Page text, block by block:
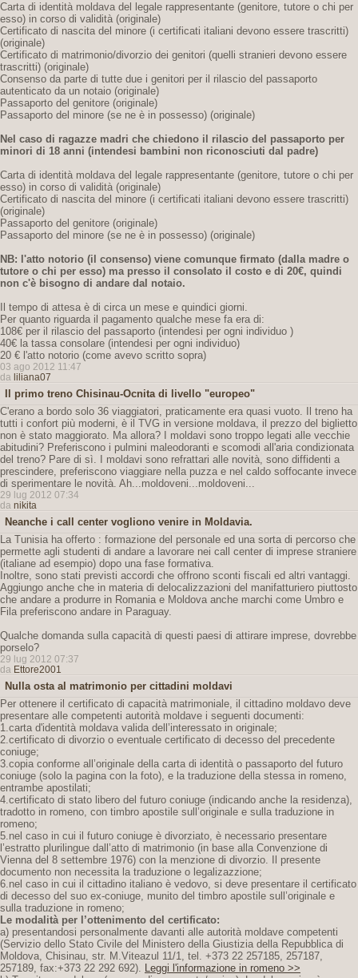
Carta di identità moldava del legale rappresentante (genitore, tutore o chi per
esso) in corso di validità (originale)
Certificato di nascita del minore (i certificati italiani devono essere trascritti)
(originale)
Certificato di matrimonio/divorzio dei genitori (quelli stranieri devono essere
trascritti) (originale)
Consenso da parte di tutte due i genitori per il rilascio del passaporto
autenticato da un notaio (originale)
Passaporto del genitore (originale)
Passaporto del minore (se ne è in possesso) (originale)
Nel caso di ragazze madri che chiedono il rilascio del passaporto per
minori di 18 anni (intendesi bambini non riconosciuti dal padre)
Carta di identità moldava del legale rappresentante (genitore, tutore o chi per
esso) in corso di validità (originale)
Certificato di nascita del minore (i certificati italiani devono essere trascritti)
(originale)
Passaporto del genitore (originale)
Passaporto del minore (se ne è in possesso) (originale)
NB: l'atto notorio (il consenso) viene comunque firmato (dalla madre o
tutore o chi per esso) ma presso il consolato il costo e di 20€, quindi
non c'è bisogno di andare dal notaio.
Il tempo di attesa è di circa un mese e quindici giorni.
Per quanto riguarda il pagamento qualche mese fa era di:
108€ per il rilascio del passaporto (intendesi per ogni individuo )
40€ la tassa consolare (intendesi per ogni individuo)
20 € l'atto notorio (come avevo scritto sopra)
03 ago 2012 11:47
da liliana07
Il primo treno Chisinau-Ocnita di livello "europeo"
C'erano a bordo solo 36 viaggiatori, praticamente era quasi vuoto. Il treno ha
tutti i confort più moderni, è il TVG in versione moldava, il prezzo del biglietto
non è stato maggiorato. Ma allora? I moldavi sono troppo legati alle vecchie
abitudini? Preferiscono i pulmini maleodoranti e scomodi all'aria condizionata
del treno? Pare di sì. I moldavi sono refrattari alle novità, sono diffidenti a
prescindere, preferiscono viaggiare nella puzza e nel caldo soffocante invece
di sperimentare le novità. Ah...moldoveni...moldoveni...
29 lug 2012 07:34
da nikita
Neanche i call center vogliono venire in Moldavia.
La Tunisia ha offerto : formazione del personale ed una sorta di percorso che
permette agli studenti di andare a lavorare nei call center di imprese straniere
(italiane ad esempio) dopo una fase formativa.
Inoltre, sono stati previsti accordi che offrono sconti fiscali ed altri vantaggi.
Aggiungo anche che in materia di delocalizzazioni del manifatturiero piuttosto
che andare a produrre in Romania e Moldova anche marchi come Umbro e
Fila preferiscono andare in Paraguay.
Qualche domanda sulla capacità di questi paesi di attirare imprese, dovrebbe
porselo?
29 lug 2012 07:37
da Ettore2001
Nulla osta al matrimonio per cittadini moldavi
Per ottenere il certificato di capacità matrimoniale, il cittadino moldavo deve
presentare alle competenti autorità moldave i seguenti documenti:
1.carta d'identità moldava valida dell’interessato in originale;
2.certificato di divorzio o eventuale certificato di decesso del precedente
coniuge;
3.copia conforme all’originale della carta di identità o passaporto del futuro
coniuge (solo la pagina con la foto), e la traduzione della stessa in romeno,
entrambe apostilati;
4.certificato di stato libero del futuro coniuge (indicando anche la residenza),
tradotto in romeno, con timbro apostile sull’originale e sulla traduzione in
romeno;
5.nel caso in cui il futuro coniuge è divorziato, è necessario presentare
l’estratto plurilingue dall’atto di matrimonio (in base alla Convenzione di
Vienna del 8 settembre 1976) con la menzione di divorzio. Il presente
documento non necessita la traduzione o legalizazzione;
6.nel caso in cui il cittadino italiano è vedovo, si deve presentare il certificato
di decesso del suo ex-coniuge, munito del timbro apostile sull’originale e
sulla traduzione in romeno;
Le modalità per l’ottenimento del certificato:
a) presentandosi personalmente davanti alle autorità moldave competenti
(Servizio dello Stato Civile del Ministero della Giustizia della Repubblica di
Moldova, Chisinau, str. M.Viteazul 11/1, tel. +373 22 257185, 257187,
257189, fax:+373 22 292 692). Leggi l'informazione in romeno >>